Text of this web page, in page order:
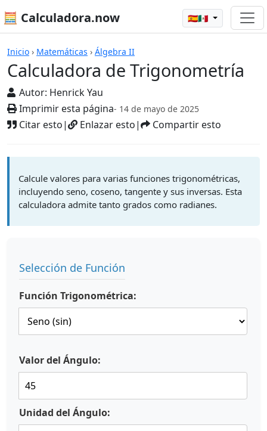
🧮 Calculadora.now 🇪🇸🇲🇽
Inicio › Matemáticas › Álgebra II
Calculadora de Trigonometría
Autor: Henrick Yau
Imprimir esta página- 14 de mayo de 2025
Citar esto| Enlazar esto| Compartir esto
Calculadoras
Calcule valores para varias funciones trigonométricas,
incluyendo seno, coseno, tangente y sus inversas. Esta
calculadora admite tanto grados como radianes.
Selección de Función
Función Trigonométrica:
Valor del Ángulo:
Unidad del Ángulo: